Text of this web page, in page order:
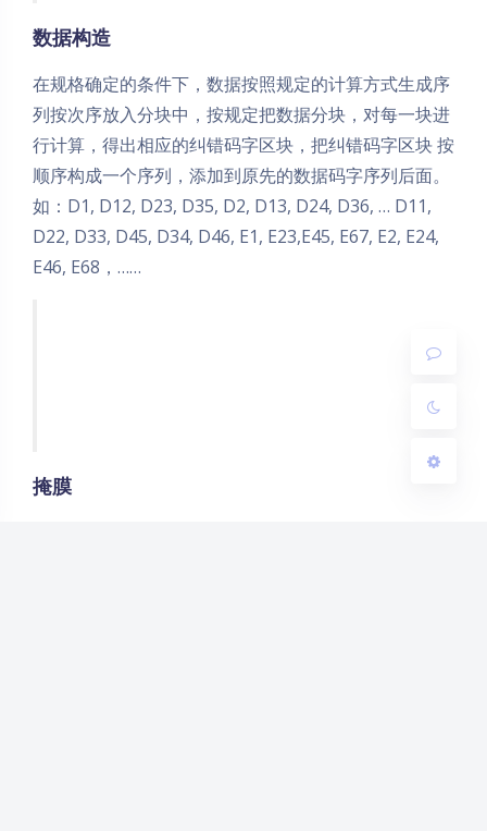
夜间模式
数据构造
在规格确定的条件下，数据按照规定的计算方式生成序
列按次序放入分块中，按规定把数据分块，对每一块进
行计算，得出相应的纠错码字区块，把纠错码字区块 按
顺序构成一个序列，添加到原先的数据码字序列后面。
如：D1, D12, D23, D35, D2, D13, D24, D36, … D11,
D22, D33, D45, D34, D46, E1, E23,E45, E67, E2, E24,
E46, E68，……
掩膜